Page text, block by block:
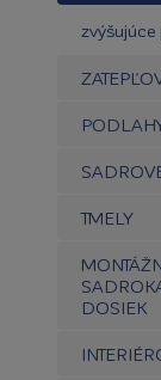
TMELY
DOSIEK